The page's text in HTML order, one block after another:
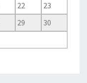
22
23
29
30